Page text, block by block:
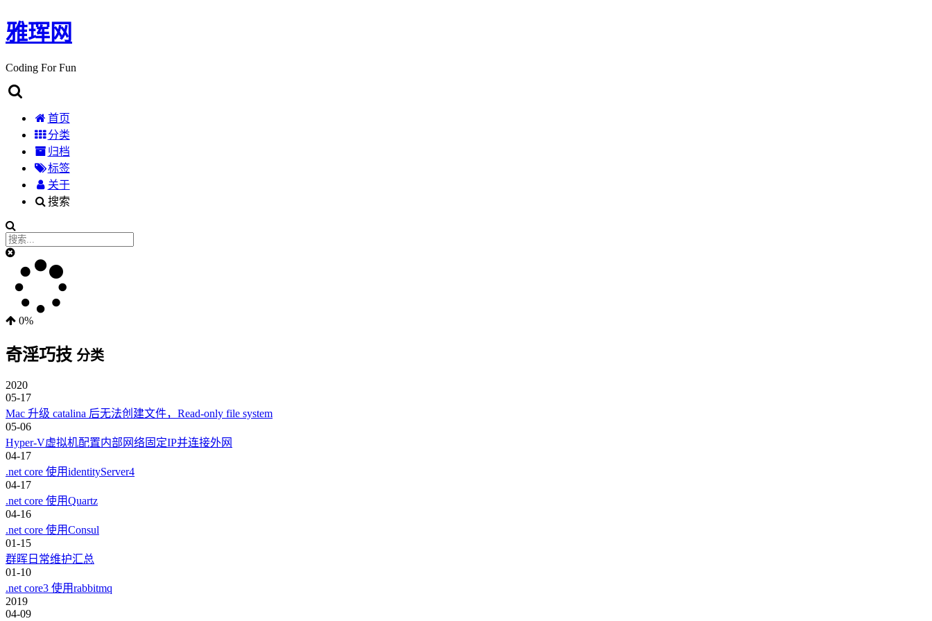
雅珲网
Coding For Fun
首页
分类
归档
标签
关于
搜索
0%
奇淫巧技 分类
2020
05-17
Mac 升级 catalina 后无法创建文件，Read-only file system
05-06
Hyper-V虚拟机配置内部网络固定IP并连接外网
04-17
.net core 使用identityServer4
04-17
.net core 使用Quartz
04-16
.net core 使用Consul
01-15
群晖日常维护汇总
01-10
.net core3 使用rabbitmq
2019
04-09